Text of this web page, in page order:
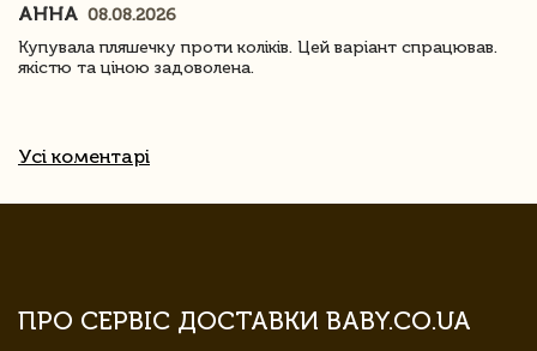
АННА 08.08.2026
Купувала пляшечку проти коліків. Цей варіант спрацював.
якістю та ціною задоволена.
Усі коментарі
ПРО СЕРВІС ДОСТАВКИ BABY.CO.UA